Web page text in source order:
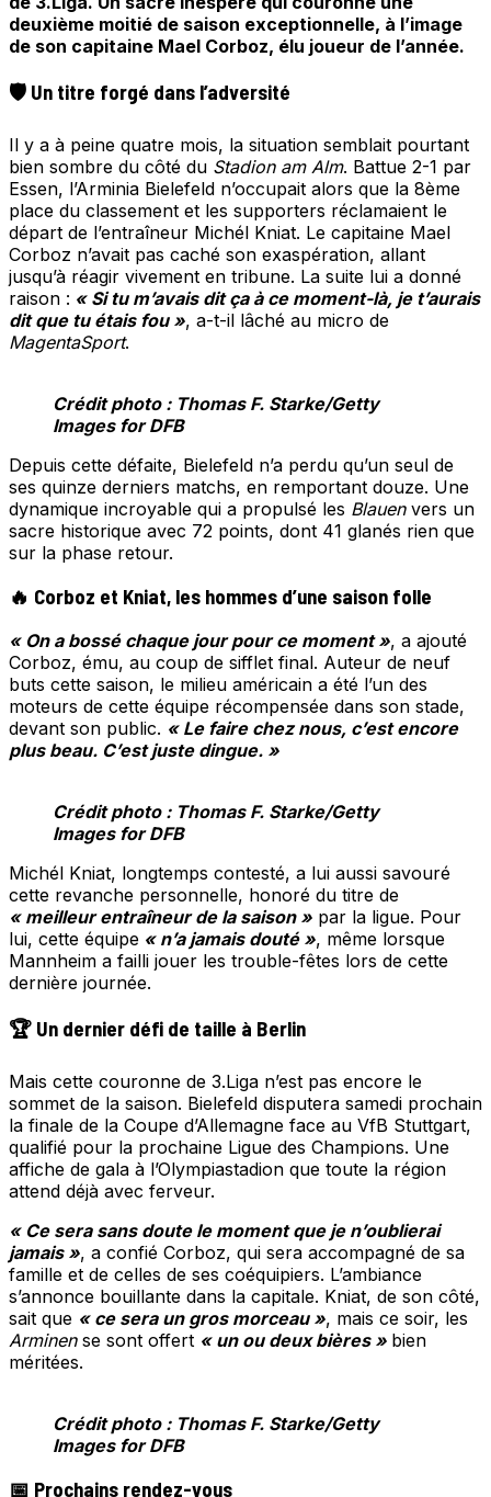
deuxième moitié de saison exceptionnelle, à l’image
de son capitaine Mael Corboz, élu joueur de l’année.
🛡️ Un titre forgé dans l’adversité
Il y a à peine quatre mois, la situation semblait pourtant
bien sombre du côté du Stadion am Alm. Battue 2-1 par
Essen, l’Arminia Bielefeld n’occupait alors que la 8ème
place du classement et les supporters réclamaient le
départ de l’entraîneur Michél Kniat. Le capitaine Mael
Corboz n’avait pas caché son exaspération, allant
jusqu’à réagir vivement en tribune. La suite lui a donné
raison : « Si tu m’avais dit ça à ce moment-là, je t’aurais
dit que tu étais fou », a-t-il lâché au micro de
MagentaSport.
Crédit photo : Thomas F. Starke/Getty
Images for DFB
Depuis cette défaite, Bielefeld n’a perdu qu’un seul de
ses quinze derniers matchs, en remportant douze. Une
dynamique incroyable qui a propulsé les Blauenvers un
sacre historique avec 72 points, dont 41 glanés rien que
sur la phase retour.
🔥 Corboz et Kniat, les hommes d’une saison folle
« On a bossé chaque jour pour ce moment », a ajouté
Corboz, ému, au coup de sifflet final. Auteur de neuf
buts cette saison, le milieu américain a été l’un des
moteurs de cette équipe récompensée dans son stade,
devant son public. « Le faire chez nous, c’est encore
plus beau. C’est juste dingue. »
Crédit photo : Thomas F. Starke/Getty
Images for DFB
Michél Kniat, longtemps contesté, a lui aussi savouré
cette revanche personnelle, honoré du titre de
« meilleur entraîneur de la saison » par la ligue. Pour
lui, cette équipe « n’a jamais douté », même lorsque
Mannheim a failli jouer les trouble-fêtes lors de cette
dernière journée.
🏆 Un dernier défi de taille à Berlin
Mais cette couronne de 3.Liga n’est pas encore le
sommet de la saison. Bielefeld disputera samedi prochain
la finale de la Coupe d’Allemagne face au VfB Stuttgart,
qualifié pour la prochaine Ligue des Champions. Une
affiche de gala à l’Olympiastadion que toute la région
attend déjà avec ferveur.
« Ce sera sans doute le moment que je n’oublierai
jamais », a confié Corboz, qui sera accompagné de sa
famille et de celles de ses coéquipiers. L’ambiance
s’annonce bouillante dans la capitale. Kniat, de son côté,
sait que « ce sera un gros morceau », mais ce soir, les
Arminense sont offert « un ou deux bières » bien
méritées.
Crédit photo : Thomas F. Starke/Getty
Images for DFB
📅 Prochains rendez-vous